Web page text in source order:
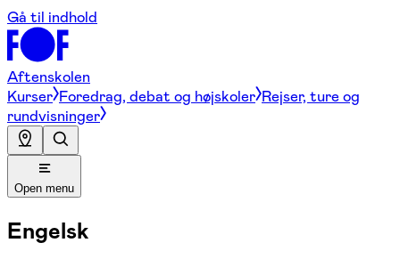
Gå til indhold
Aftenskolen
Kurser Foredrag, debat og højskoler Rejser, ture og
rundvisninger
Open menu
Engelsk